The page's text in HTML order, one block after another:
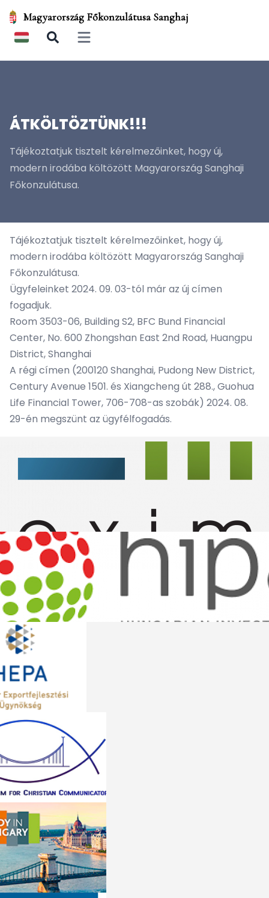
Magyarország Főkonzulátusa Sanghaj
Open main menu
ÁTKÖLTÖZTÜNK!!!
Tájékoztatjuk tisztelt kérelmezőinket, hogy új,
modern irodába költözött Magyarország Sanghaji
Főkonzulátusa.
Tájékoztatjuk tisztelt kérelmezőinket, hogy új,
modern irodába költözött Magyarország Sanghaji
Főkonzulátusa.
Ügyfeleinket 2024. 09. 03-tól már az új címen
fogadjuk.
Room 3503-06, Building S2, BFC Bund Financial
Center, No. 600 Zhongshan East 2nd Road, Huangpu
District, Shanghai
A régi címen (200120 Shanghai, Pudong New District,
Century Avenue 1501. és Xiangcheng út 288., Guohua
Life Financial Tower, 706-708-as szobák) 2024. 08.
29-én megszünt az ügyfélfogadás.